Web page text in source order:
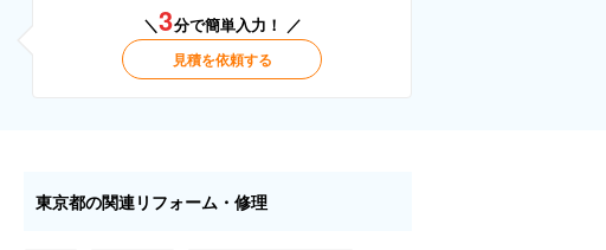
＼3分で簡単入力！ ／
見積を依頼する
東京都の関連リフォーム・修理